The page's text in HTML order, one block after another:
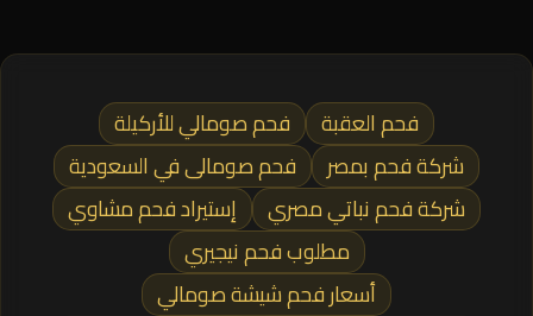
فحم العقبة
فحم صومالي للأركيلة
شركة فحم بمصر
فحم صومالى في السعودية
شركة فحم نباتي مصري
إستيراد فحم مشاوي
مطلوب فحم نيجيري
أسعار فحم شيشة صومالي